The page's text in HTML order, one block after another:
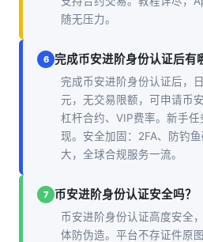
随无压力。
6 完成币安进阶身份认证后有
完成币安进阶身份认证后，
元，无交易限额，可申请币
杠杆合约、VIP费率。新手
现。安全加固：2FA、防钓
大，全球合规服务一流。
7 币安进阶身份认证安全吗？
币安进阶身份认证高度安全
体防伪造。平台不存证件原